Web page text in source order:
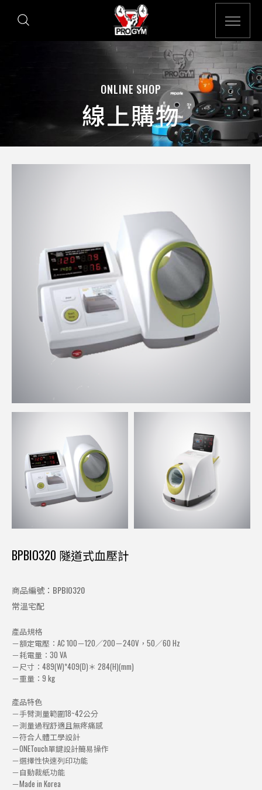
ONLINE SHOP
線上購物
BPBIO320 隧道式血壓計
商品編號：BPBIO320
常溫宅配
產品規格
－額定電壓：AC 100－120／200－240V，50／60 Hz
－耗電量：30 VA
－尺寸：489(W)*409(D)＊ 284(H)(mm)
－重量：9 kg
產品特色
－手臂測量範圍18~42公分
－測量過程舒適且無疼痛感
－符合人體工學設計
－ONETouch單鍵設計簡易操作
－選擇性快速列印功能
－自動裁紙功能
－Made in Korea